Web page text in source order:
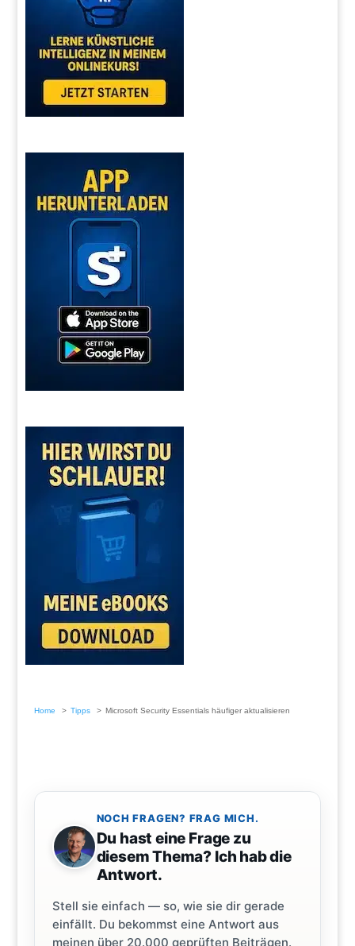
Home Tipps Microsoft Security Essentials häufiger aktualisieren
NOCH FRAGEN? FRAG MICH.
Du hast eine Frage zu
diesem Thema? Ich hab die
Antwort.
Stell sie einfach — so, wie sie dir gerade
einfällt. Du bekommst eine Antwort aus
meinen über 20.000 geprüften Beiträgen.